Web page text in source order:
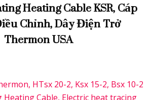
Heating Cable KSR, Cáp
Chỉnh, Dây Điện Trở
Thermon USA